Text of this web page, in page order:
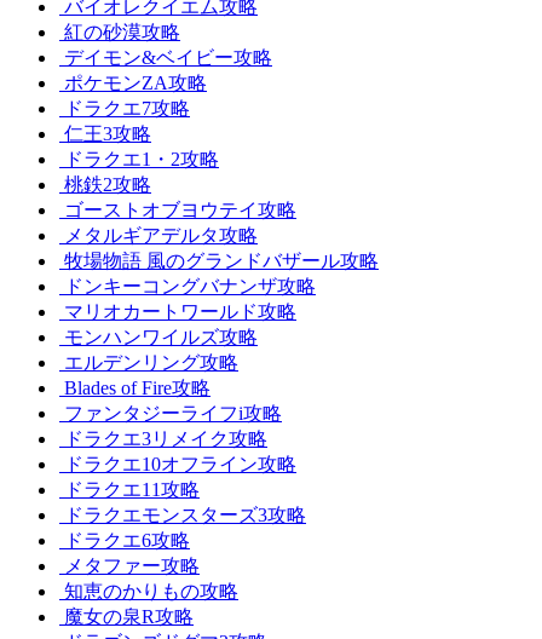
バイオレクイエム攻略
紅の砂漠攻略
デイモン&ベイビー攻略
ポケモンZA攻略
ドラクエ7攻略
仁王3攻略
ドラクエ1・2攻略
桃鉄2攻略
ゴーストオブヨウテイ攻略
メタルギアデルタ攻略
牧場物語 風のグランドバザール攻略
ドンキーコングバナンザ攻略
マリオカートワールド攻略
モンハンワイルズ攻略
エルデンリング攻略
Blades of Fire攻略
ファンタジーライフi攻略
ドラクエ3リメイク攻略
ドラクエ10オフライン攻略
ドラクエ11攻略
ドラクエモンスターズ3攻略
ドラクエ6攻略
メタファー攻略
知恵のかりもの攻略
魔女の泉R攻略